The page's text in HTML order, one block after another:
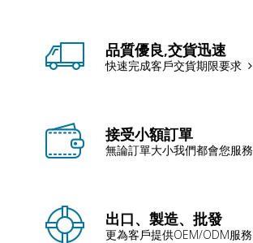
品質優良,交貨迅速
快速完成客戶交貨期限要求
接受小額訂單
無論訂單大小我們都會您服務
出口、製造、批發
更為客戶提供OEM/ODM服務